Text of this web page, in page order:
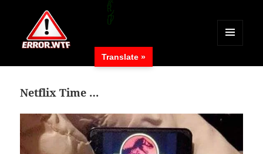
MENÜ
WIDGETS
Netflix Time …
Translate »